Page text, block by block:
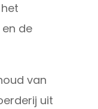
de
van
uit